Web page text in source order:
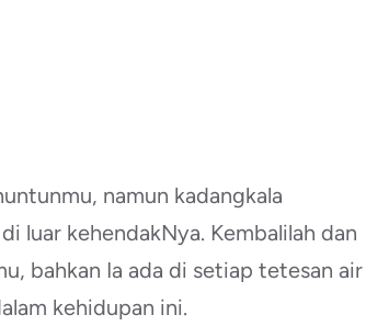
namun kadangkala
luar kehendakNya. Kembalilah dan
bahkan Ia ada di setiap tetesan air
kehidupan ini.